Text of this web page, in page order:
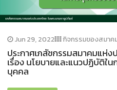
Jun 29, 2022 กิจกรรมของสมาค
ประกาศเภสัชกรรมสมาคมแห่
เรื่อง นโยบายและแนวปฏิบัติใ
บุคคล